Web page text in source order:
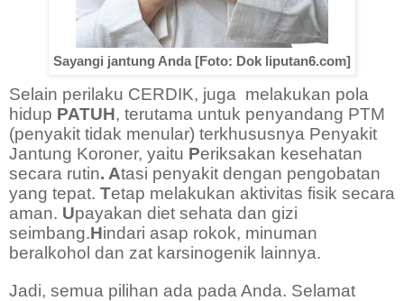
Sayangi jantung Anda [Foto: Dok liputan6.com]
Selain perilaku CERDIK, juga melakukan pola
hidup PATUH, terutama untuk penyandang PTM
(penyakit tidak menular) terkhususnya Penyakit
Jantung Koroner, yaitu Periksakan kesehatan
secara rutin. Atasi penyakit dengan pengobatan
yang tepat. Tetap melakukan aktivitas fisik secara
aman. Upayakan diet sehata dan gizi
seimbang.Hindari asap rokok, minuman
beralkohol dan zat karsinogenik lainnya.
Jadi, semua pilihan ada pada Anda. Selamat